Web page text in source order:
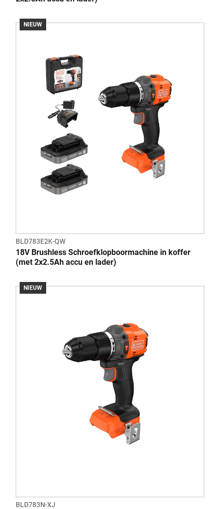
NIEUW
BLD783E2K-QW
18V Brushless Schroefklopboormachine in koffer
(met 2x2.5Ah accu en lader)
NIEUW
BLD783N-XJ